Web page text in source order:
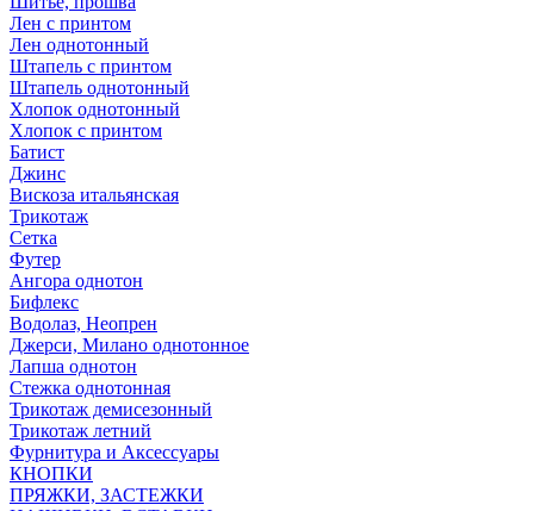
Лен с принтом
Лен однотонный
Штапель с принтом
Штапель однотонный
Хлопок однотонный
Хлопок с принтом
Батист
Джинс
Вискоза итальянская
Трикотаж
Сетка
Футер
Ангора однотон
Бифлекс
Водолаз, Неопрен
Джерси, Милано однотонное
Лапша однотон
Стежка однотонная
Трикотаж демисезонный
Трикотаж летний
Фурнитура и Аксессуары
КНОПКИ
ПРЯЖКИ, ЗАСТЕЖКИ